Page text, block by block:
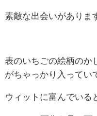
素敵な出会いがありま
表のいちごの絵柄のか
がちゃっかり入ってい
ウィットに富んでいる